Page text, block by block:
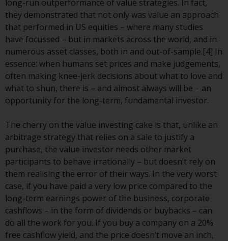
Um festzustellen, ob ein 40-Act-
Fonds eine geeignete Anlage für
Sie ist, prüfen Sie sorgfältig die
Anlageziele, das Risiko sowie die
Gebühren und Ausgaben des
Fonds prüfen. Diese und andere
Informationen finden Sie im
Verkaufsprospekt des Fonds, der
FUND erhältlich ist oder indem
Sie
https://www.redwheel.com/us/en/
and-documents/ besuchen. Bitte
lesen Sie den Verkaufsprospekt
sorgfältig durch, bevor Sie
investieren.
Andere auf dieser Website
beschriebene Fonds unterliegen
long-run outperformance of value strategies. In fact,
they demonstrated that not only was value an approach
that performed in US equities – where many studies
have focussed – but in markets across the world, and in
numerous asset classes, both in and out-of-sample.[4] In
essence: when humans set prices and make judgements,
often making knee-jerk decisions about what to love and
what to shun, there is – and almost always will be – an
opportunity for the long-term, fundamental investor.
The cherry on the value investing cake is that, unlike an
arbitrage strategy that relies on a sale to justify a
purchase, the value investor needs other market
participants to behave irrationally – but doesn’t rely on
them realising the error of their ways. In the very worst
case, if you have paid a very low price compared to the
long-term earnings power of the business, corporate
cashflows – in the form of dividends or buybacks – can
do all the work for you. If you buy a company on a 20%
free cashflow yield, and the price doesn’t move an inch,